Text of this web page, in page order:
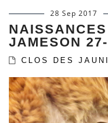
28 Sep 2017
JAMESON
CLOS DES